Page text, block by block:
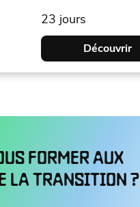
23 jours
Découvrir
FORMER AUX
LA TRANSITION ?